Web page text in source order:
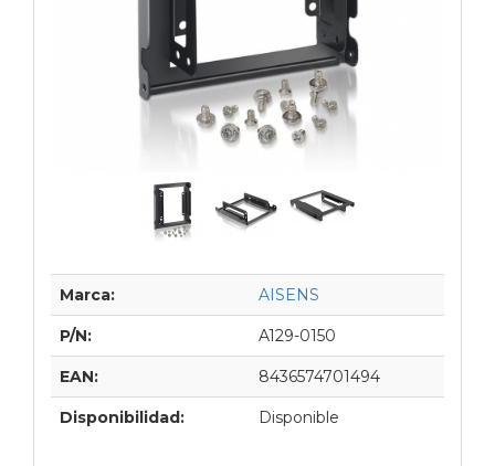
Marca: AISENS
P/N: A129-0150
EAN: 8436574701494
Disponibilidad: Disponible